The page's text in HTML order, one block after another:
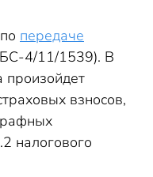
передаче
4/11/1539). В
произойдет
взносов,
налогового